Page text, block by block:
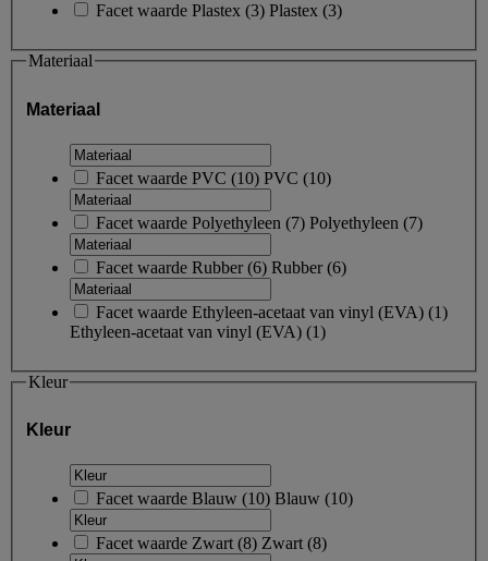
Facet waarde Plastex (3) Plastex (3)
Materiaal
Materiaal
Facet waarde PVC (10) PVC (10)
Facet waarde Polyethyleen (7) Polyethyleen (7)
Facet waarde Rubber(6) Rubber(6)
Facet waarde Ethyleen-acetaat van vinyl (EVA) (1)
Ethyleen-acetaat van vinyl (EVA) (1)
Kleur
Kleur
Facet waarde Blauw (10) Blauw (10)
Facet waarde Zwart (8) Zwart (8)